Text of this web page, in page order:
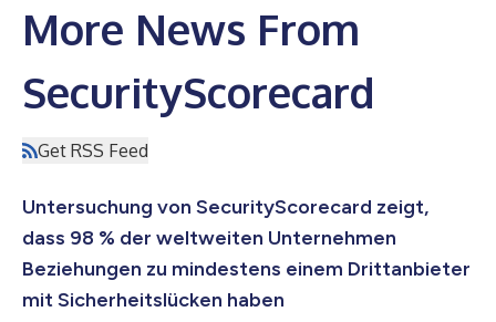
More News From
SecurityScorecard
Get RSS Feed
Untersuchung von SecurityScorecard zeigt,
dass 98 % der weltweiten Unternehmen
Beziehungen zu mindestens einem Drittanbieter
mit Sicherheitslücken haben